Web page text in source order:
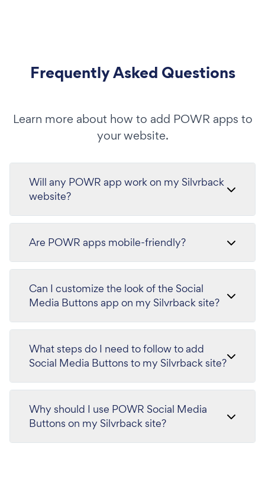
Frequently Asked Questions
Learn more about how to add POWR apps to
your website.
Will any POWR app work on my Silvrback
website?
Are POWR apps mobile-friendly?
Can I customize the look of the Social
Media Buttons app on my Silvrback site?
What steps do I need to follow to add
Social Media Buttons to my Silvrback site?
Why should I use POWR Social Media
Buttons on my Silvrback site?